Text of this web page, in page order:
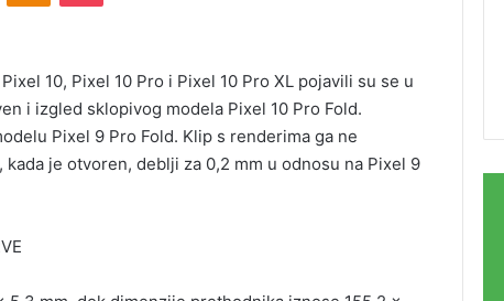
10, Pixel 10 Pro i Pixel 10 Pro XL pojavili su se u
i izgled sklopivog modela Pixel 10 Pro Fold.
Pixel 9 Pro Fold. Klip s renderima ga ne
je otvoren, deblji za 0,2 mm u odnosu na Pixel 9